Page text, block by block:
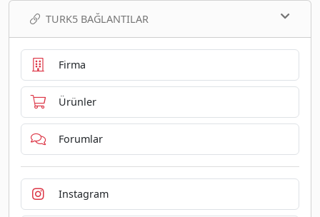
TURK5 BAĞLANTILAR
Firma
Ürünler
Forumlar
Instagram